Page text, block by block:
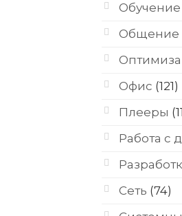
Обучение
Общение
Офис (121)
Плееры
Работа с
Сеть (74)